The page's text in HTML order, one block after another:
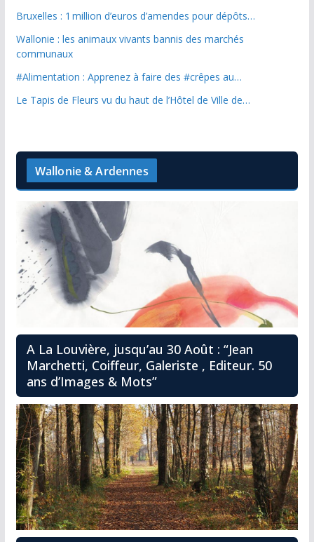
Bruxelles : 1 million d’euros d’amendes pour dépôts…
Wallonie : les animaux vivants bannis des marchés
communaux
#Alimentation : Apprenez à faire des #crêpes au…
Le Tapis de Fleurs vu du haut de l’Hôtel de Ville de…
Wallonie & Ardennes
A La Louvière, jusqu’au 30 Août : “Jean
Marchetti, Coiffeur, Galeriste , Editeur. 50
ans d’Images & Mots”